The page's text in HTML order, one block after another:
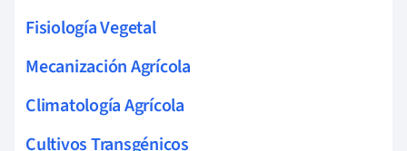
Fisiología Vegetal
Mecanización Agrícola
Climatología Agrícola
Cultivos Transgénicos